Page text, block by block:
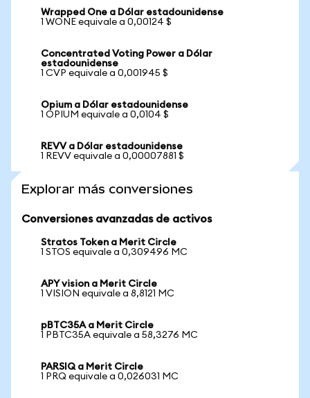
Wrapped One a Dólar estadounidense
1 WONE equivale a 0,00124 $
Concentrated Voting Power a Dólar
estadounidense
1 CVP equivale a 0,001945 $
Opium a Dólar estadounidense
1 OPIUM equivale a 0,0104 $
REVV a Dólar estadounidense
1 REVV equivale a 0,00007881 $
Explorar más conversiones
Conversiones avanzadas de activos
Stratos Token a Merit Circle
1 STOS equivale a 0,309496 MC
APY vision a Merit Circle
1 VISION equivale a 8,8121 MC
pBTC35A a Merit Circle
1 PBTC35A equivale a 58,3276 MC
PARSIQ a Merit Circle
1 PRQ equivale a 0,026031 MC